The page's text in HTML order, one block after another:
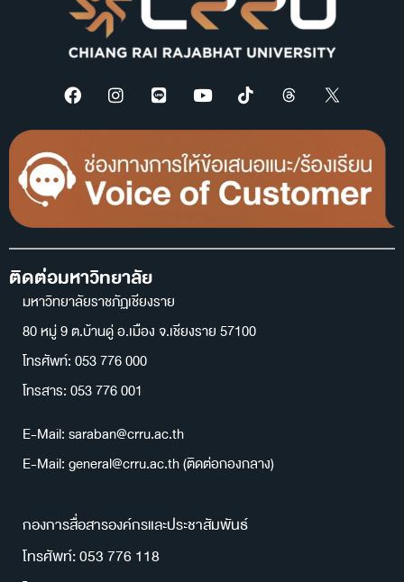
ติดต่อมหาวิทยาลัย
มหาวิทยาลัยราชภัฏเชียงราย
80 หมู่ 9 ต.บ้านดู่ อ.เมือง จ.เชียงราย 57100
โทรศัพท์: 053 776 000
โทรสาร: 053 776 001
E-Mail: saraban@crru.ac.th
E-Mail: general@crru.ac.th (ติดต่อกองกลาง)
กองการสื่อสารองค์กรและประชาสัมพันธ์
โทรศัพท์: 053 776 118